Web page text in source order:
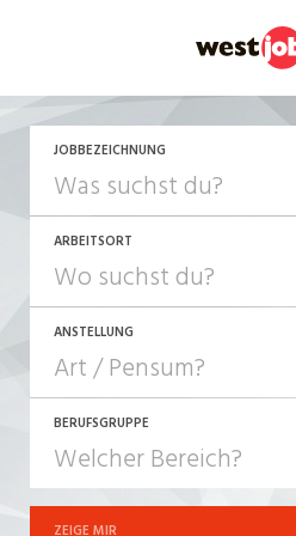
JOBBEZEICHNUNG
ARBEITSORT
ANSTELLUNG
JOB-TYP
Festanstellung
BERUFSGRUPPE
ZEIGE MIR